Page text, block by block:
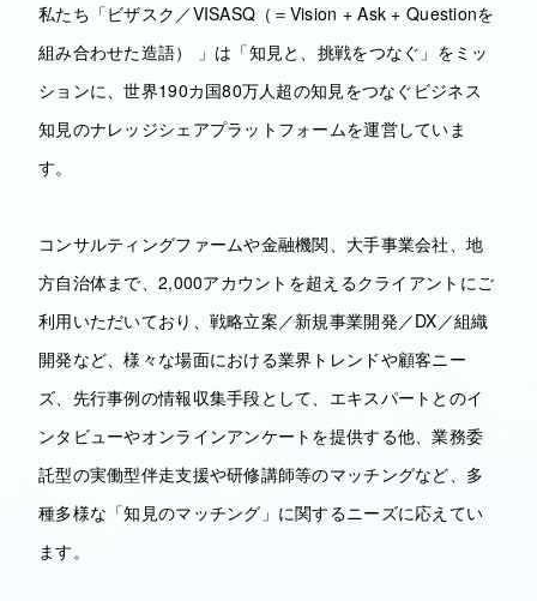
私たち「ビザスク／VISASQ（＝Vision + Ask + Questionを
組み合わせた造語） 」は「知見と、挑戦をつなぐ」をミッ
ションに、世界190カ国80万人超の知見をつなぐビジネス
知見のナレッジシェアプラットフォームを運営していま
す。
コンサルティングファームや金融機関、大手事業会社、地
方自治体まで、2,000アカウントを超えるクライアントにご
利用いただいており、戦略立案／新規事業開発／DX／組織
開発など、様々な場面における業界トレンドや顧客ニー
ズ、先行事例の情報収集手段として、エキスパートとのイ
ンタビューやオンラインアンケートを提供する他、業務委
託型の実働型伴走支援や研修講師等のマッチングなど、多
種多様な「知見のマッチング」に関するニーズに応えてい
ます。